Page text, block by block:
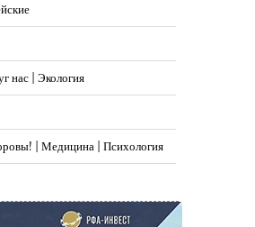
нас | Экология
| Медицина | Психология